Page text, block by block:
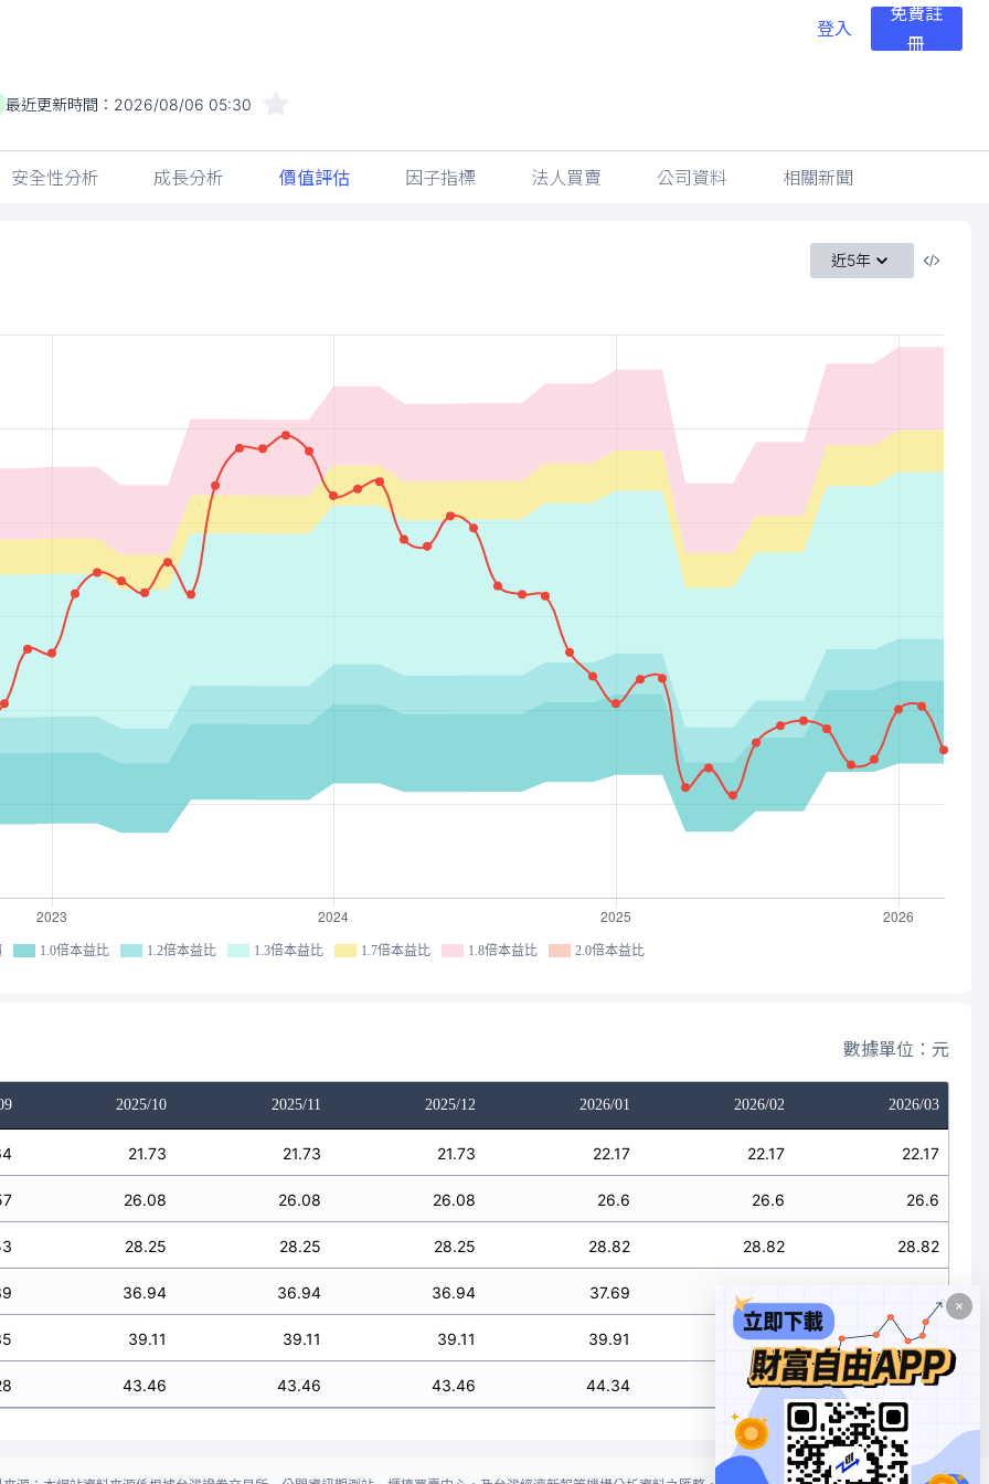
登入
免費註
冊
最近更新時間： 2026/08/06 05:30
安全性分析 成長分析 價值評估 因子指標 法人買賣 公司資料 相關新聞
近5年
1.0倍本益比 1.2倍本益比 1.3倍本益比 1.7倍本益比 1.8倍本益比 2.0倍本益比
數據單位：元
2025/10 2025/11 2025/12 2026/01 2026/02 2026/03
21.73 21.73 21.73 22.17 22.17 22.17
26.08 26.08 26.08 26.6 26.6 26.6
28.25 28.25 28.25 28.82 28.82 28.82
36.94 36.94 36.94 37.69 37.69
39.11 39.11 39.11 39.91 39.91 39.91
43.46 43.46 43.46 44.34 44.34 44.34